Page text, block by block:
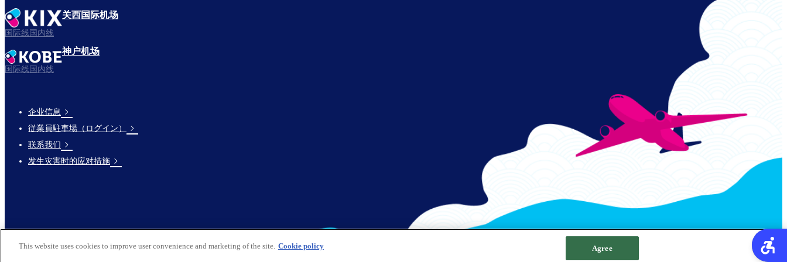
关西国际机场
国际线国内线
神户机场
国际线国内线
Footer
Links
企业信息
従業員駐車場（ログイン）
联系我们
发生灾害时的应对措施
© 2026 Kansai Airports All Rights Reserved 网站地图
This website uses cookies to improve user convenience and marketing of the site. Cookie policy Agree